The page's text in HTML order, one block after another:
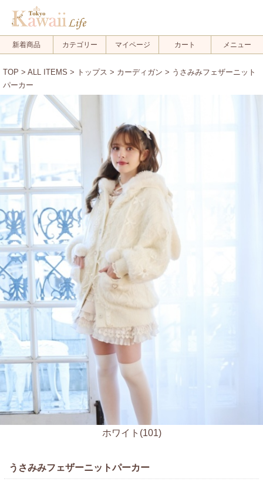
新着商品 カテゴリー マイページ カート メニュー
TOP > ALL ITEMS > トップス > カーディガン > うさみみフェザーニット
パーカー
ホワイト(101)
うさみみフェザーニットパーカー